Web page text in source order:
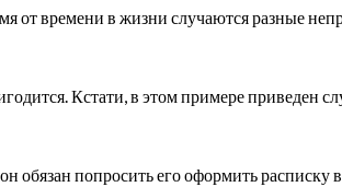
от времени в жизни случаются разные
Кстати, в этом примере приведен
обязан попросить его оформить